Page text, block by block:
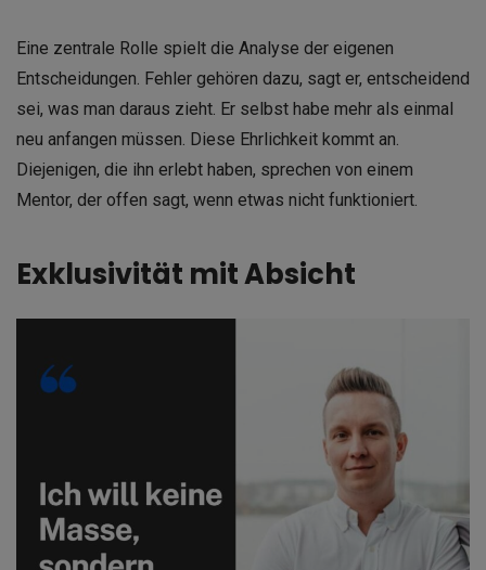
Eine zentrale Rolle spielt die Analyse der eigenen
Entscheidungen. Fehler gehören dazu, sagt er, entscheidend
sei, was man daraus zieht. Er selbst habe mehr als einmal
neu anfangen müssen. Diese Ehrlichkeit kommt an.
Diejenigen, die ihn erlebt haben, sprechen von einem
Mentor, der offen sagt, wenn etwas nicht funktioniert.
Exklusivität mit Absicht